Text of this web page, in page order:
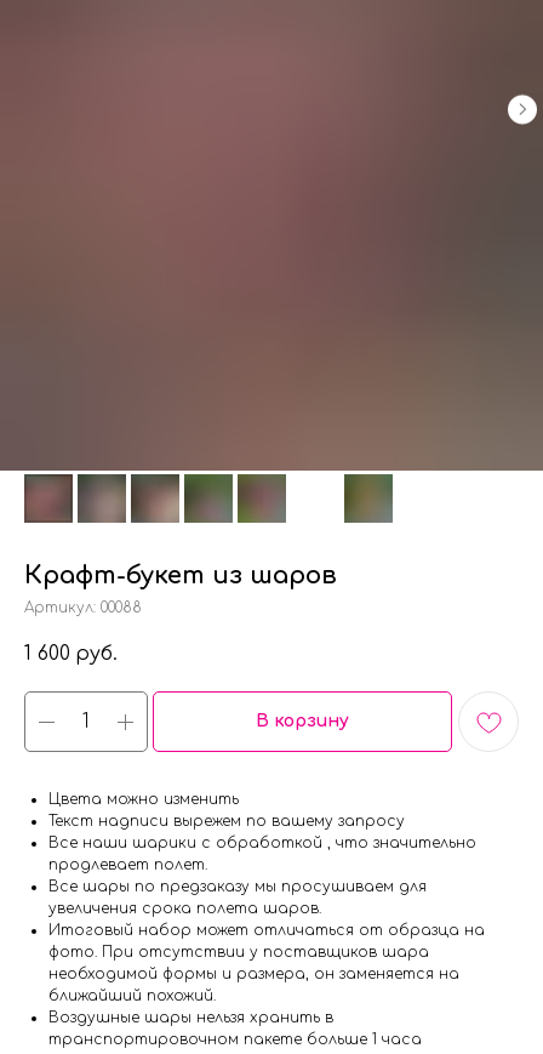
Крафт-букет из шаров
Артикул: 00088
1 600 руб.
В корзину
Цвета можно изменить
Текст надписи вырежем по вашему запросу
Все наши шарики с обработкой , что значительно
продлевает полет.
Все шары по предзаказу мы просушиваем для
увеличения срока полета шаров.
Итоговый набор может отличаться от образца на
фото. При отсутствии у поставщиков шара
необходимой формы и размера, он заменяется на
ближайший похожий.
Воздушные шары нельзя хранить в
транспортировочном пакете больше 1 часа